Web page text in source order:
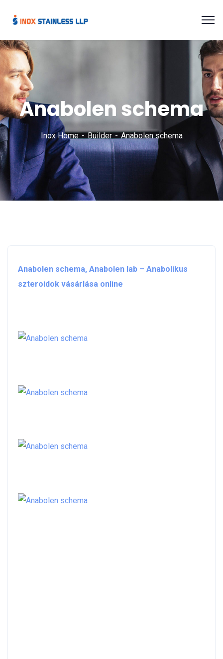
Anabolen schema
Inox Home Builder Anabolen schema
Anabolen schema, Anabolen lab – Anabolikus
szteroidok vásárlása online